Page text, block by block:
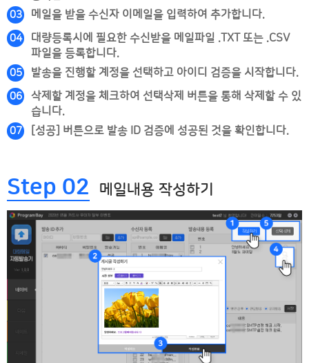
03 메일을 받을 수신자 이메일을 입력하여 추가합니다.
04
대량등록시에 필요한 수신받을 메일파일 .TXT 또는 .CSV
파일을 등록합니다.
05 발송을 진행할 계정을 선택하고 아이디 검증을 시작합니다.
06
삭제할 계정을 체크하여 선택삭제 버튼을 통해 삭제할 수 있
습니다.
07 [성공] 버튼으로 발송 ID 검증에 성공된 것을 확인합니다.
Step 02 메일내용 작성하기